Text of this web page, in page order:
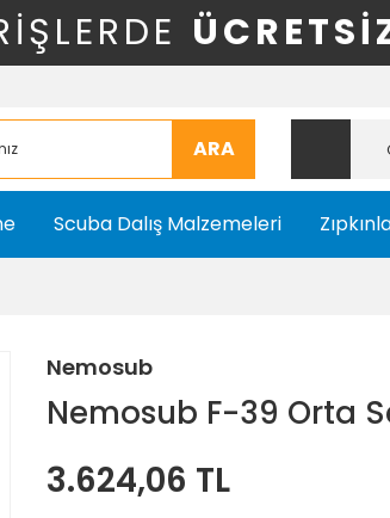
ARA
Scuba Dalış Malzemeleri
Nemosub
Nemosub F-39 Orta
3.624,06 TL